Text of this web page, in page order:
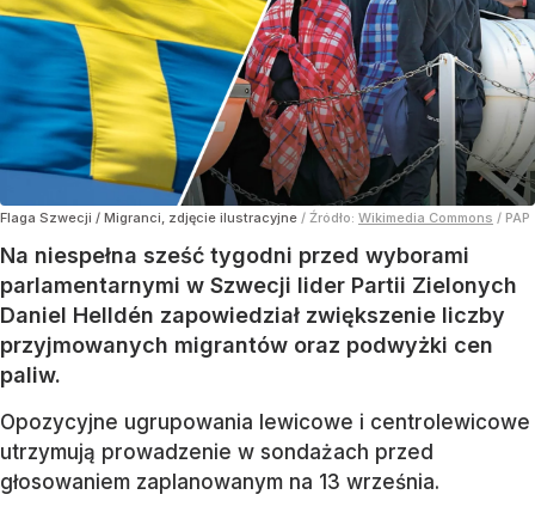
Flaga Szwecji / Migranci, zdjęcie ilustracyjne / Źródło: Wikimedia Commons / PAP
Na niespełna sześć tygodni przed wyborami
parlamentarnymi w Szwecji lider Partii Zielonych
Daniel Helldén zapowiedział zwiększenie liczby
przyjmowanych migrantów oraz podwyżki cen
paliw.
Opozycyjne ugrupowania lewicowe i centrolewicowe
utrzymują prowadzenie w sondażach przed
głosowaniem zaplanowanym na 13 września.